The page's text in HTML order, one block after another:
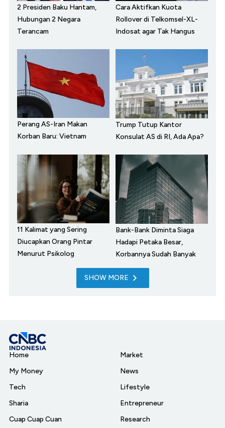
2 Presiden Baku Hantam,
Hubungan 2 Negara
Terancam
Cara Aktifkan Kuota
Rollover di Telkomsel-XL-
Indosat agar Tak Hangus
Perang AS-Iran Makan
Korban Baru: Vietnam
Trump Tutup Kantor
Konsulat AS di RI, Ada Apa?
11 Kalimat yang Sering
Diucapkan Orang Pintar
Menurut Psikolog
Bank-Bank Diminta Siaga
Hadapi Petaka Besar,
Korbannya Sudah Banyak
SHOW MORE
Home
My Money
Tech
Sharia
Cuap Cuap Cuan
Market
News
Lifestyle
Entrepreneur
Research